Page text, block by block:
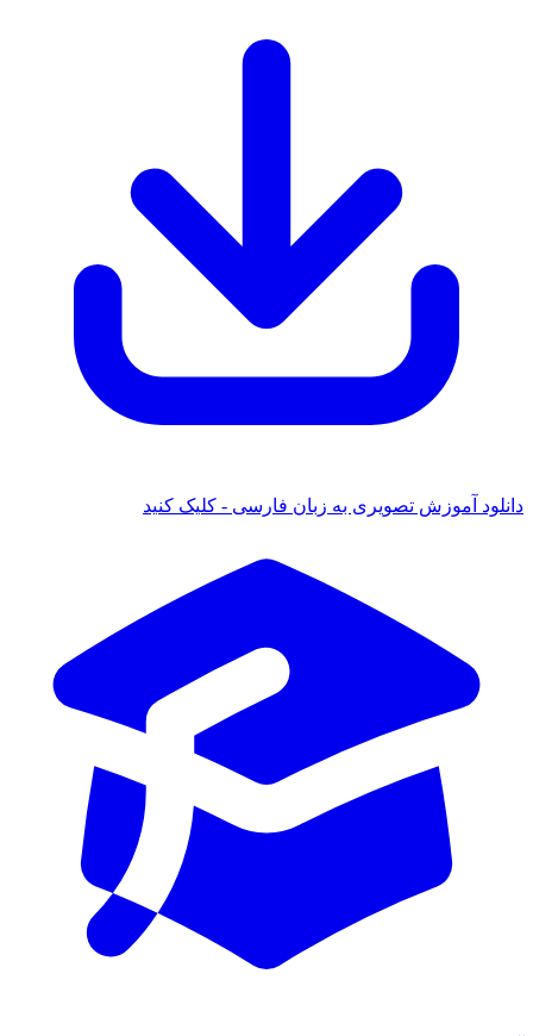
دانلود آموزش تصویری به زبان فارسی - کلیک کنید